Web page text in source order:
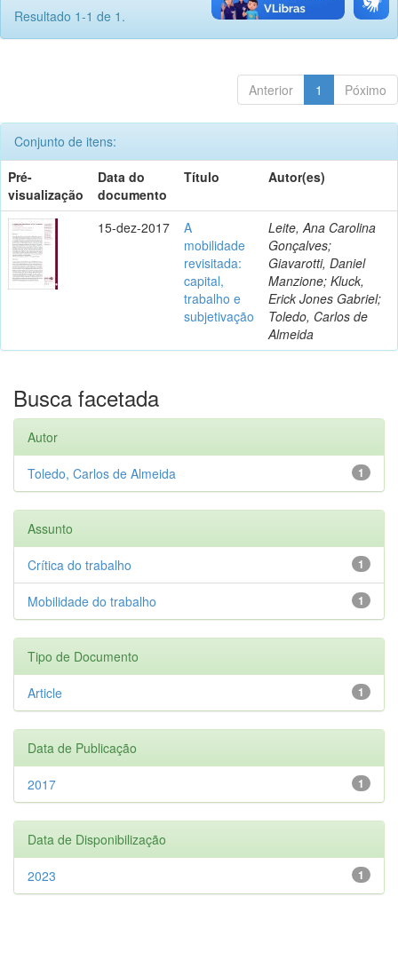
Resultado 1-1 de 1.
Anterior 1 Póximo
Conjunto de itens:
Pré-
visualização
Data do
documento
Título Autor(es)
15-dez-2017
A
mobilidade
revisitada:
capital,
trabalho e
subjetivação
Leite, Ana Carolina
Gonçalves;
Giavarotti, Daniel
Manzione; Kluck,
Erick Jones Gabriel;
Toledo, Carlos de
Almeida
Busca facetada
Autor
1
Toledo, Carlos de Almeida
Assunto
1
Crítica do trabalho
1
Mobilidade do trabalho
Tipo de Documento
1
Article
Data de Publicação
1
2017
Data de Disponibilização
1
2023